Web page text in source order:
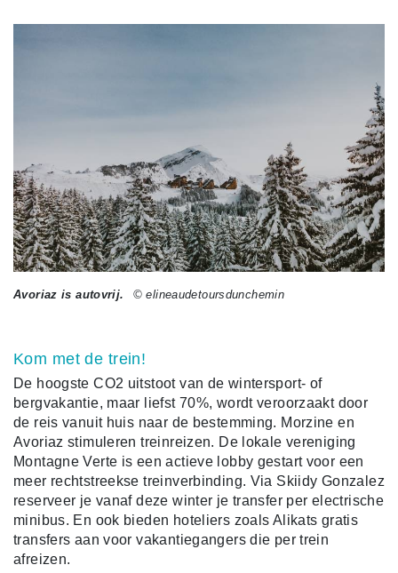
Avoriaz is autovrij. © elineaudetoursdunchemin
Kom met de trein!
De hoogste CO2 uitstoot van de wintersport- of
bergvakantie, maar liefst 70%, wordt veroorzaakt door
de reis vanuit huis naar de bestemming. Morzine en
Avoriaz stimuleren treinreizen. De lokale vereniging
Montagne Verte is een actieve lobby gestart voor een
meer rechtstreekse treinverbinding. Via Skiidy Gonzalez
reserveer je vanaf deze winter je transfer per electrische
minibus. En ook bieden hoteliers zoals Alikats gratis
transfers aan voor vakantiegangers die per trein
afreizen.